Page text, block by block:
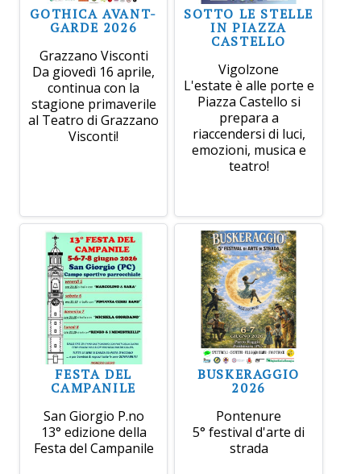
GOTHICA AVANT-
GARDE 2026
Grazzano Visconti
Da giovedì 16 aprile,
continua con la
stagione primaverile
al Teatro di Grazzano
Visconti!
SOTTO LE STELLE
IN PIAZZA
CASTELLO
Vigolzone
L'estate è alle porte e
Piazza Castello si
prepara a
riaccendersi di luci,
emozioni, musica e
teatro!
FESTA DEL
CAMPANILE
San Giorgio P.no
13° edizione della
Festa del Campanile
BUSKERAGGIO
2026
Pontenure
5° festival d'arte di
strada